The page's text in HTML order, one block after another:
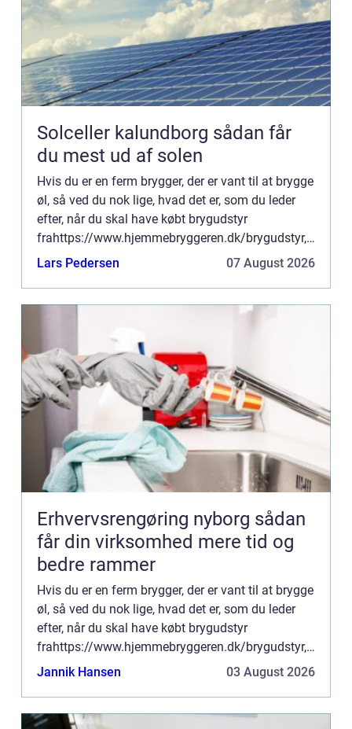
Solceller kalundborg sådan får
du mest ud af solen
Hvis du er en ferm brygger, der er vant til at brygge
øl, så ved du nok lige, hvad det er, som du leder
efter, når du skal have købt brygudstyr
frahttps://www.hjemmebryggeren.dk/brygudstyr,
hvor mange af gode grunde vælger at gøre det.
Lars Pedersen 07 August 2026
Erhvervsrengøring nyborg sådan
får din virksomhed mere tid og
bedre rammer
Hvis du er en ferm brygger, der er vant til at brygge
øl, så ved du nok lige, hvad det er, som du leder
efter, når du skal have købt brygudstyr
frahttps://www.hjemmebryggeren.dk/brygudstyr,
hvor mange af gode grunde vælger at gøre det.
Jannik Hansen 03 August 2026